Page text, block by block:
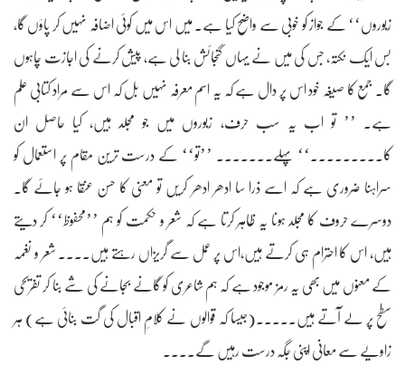
زبوروں‘‘ کے جواز کو خوبی سے واضح کیا ہے۔ میں اس میں کوئی اضافہ نہیں کر پاؤں گا،
بس ایک نکتہ، جس کی میں نے یہاں گنجائش بنا لی ہے، پیش کرنے کی اجازت چاہوں
گا۔ جمع کا صیغہ خود اس پر دال ہے کہ یہ اسم معرفہ نہیں بل کہ اس سے مراد کتابی علم
ہے۔ ’’ تو اب یہ سب حرف، زبوروں میں جو مجلد ہیں، کیا حاصل ان
کا۔۔۔۔۔۔۔۔۔‘‘ پہلے۔۔۔۔۔۔۔ ’’تو‘‘ کے درست ترین مقام پر استعمال کو
سراہنا ضروری ہے کہ اسے ذرا سا ادھر ادھر کریں تو معنی کا حسن عنقا ہو جائے گا۔
دوسرے حروف کا مجلد ہونا یہ ظاہر کرتا ہے کہ شعر و حکمت کو ہم ’’محفوظ‘‘ کر دیتے
ہیں، اس کا احترام ہی کرتے ہیں،اس پر عمل سے گریزاں رہتے ہیں۔۔۔۔ شعر و نغمہ
کے معنوں میں بھی یہ رمز موجود ہے کہ ہم شاعری کو گانے بجانے کی شے بنا کر تفریحی
سطح پر لے آتے ہیں۔۔۔۔۔(جیسا کہ قوالوں نے کلامِ اقبال کی گت بنائی ہے) ہر
زاویے سے معانی اپنی جگہ درست رہیں گے۔۔۔۔